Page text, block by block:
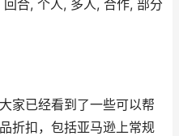
合, 个人, 多人, 合作, 部分
家已经看到了一些可以帮
折扣，包括亚马逊上常规